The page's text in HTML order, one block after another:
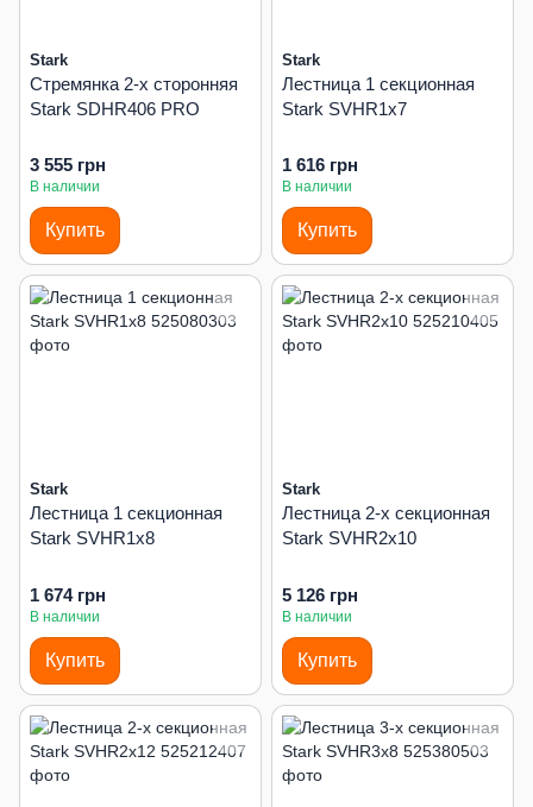
Stark
Стремянка 2-х сторонняя
Stark SDHR406 PRO
3 555 грн
В наличии
Купить
Stark
Лестница 1 секционная
Stark SVHR1x7
1 616 грн
В наличии
Купить
Stark
Лестница 1 секционная
Stark SVHR1x8
1 674 грн
В наличии
Купить
Stark
Лестница 2-х секционная
Stark SVHR2x10
5 126 грн
В наличии
Купить